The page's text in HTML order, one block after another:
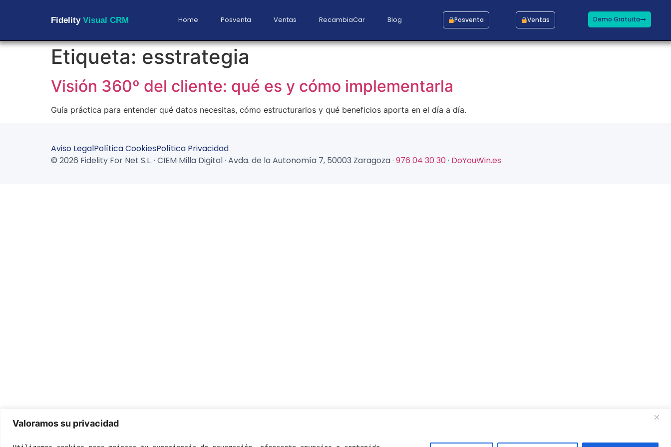
Valoramos su privacidad
FidelityVisual CRM Home Posventa Ventas RecambiaCar Blog Posventa Ventas Demo Gratuita
Etiqueta: esstrategia
Visión 360º del cliente: qué es y cómo implementarla
Guía práctica para entender qué datos necesitas, cómo estructurarlos y qué beneficios aporta en el día a día.
Aviso LegalPolítica CookiesPolítica Privacidad
© 2026 Fidelity For Net S.L. · CIEM Milla Digital · Avda. de la Autonomía 7, 50003 Zaragoza · 976 04 30 30 · DoYouWin.es